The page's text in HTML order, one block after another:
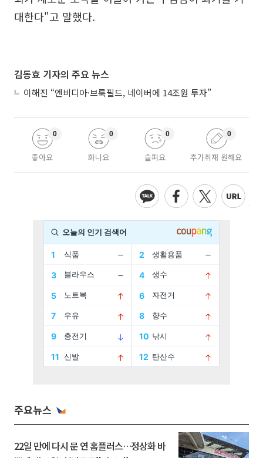
대한다"고 말했다.
김동효 기자의 주요 뉴스
이해진 “엔비디아·브룩필드, 네이버에 14조원 투자”
좋아요
0
화나요
0
슬퍼요
0
추가취재 원해요
0
주요뉴스
22일 만에 다시 문 연 홈플러스…정상화 바